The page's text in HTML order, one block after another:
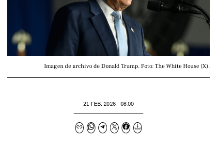
Imagen de archivo de Donald Trump. Foto: The White House (X).
21 FEB. 2026 - 08:00